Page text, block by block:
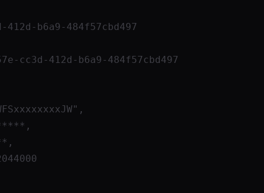
412d-b6a9-484f57cbd497
cc3d-412d-b6a9-484f57cbd497